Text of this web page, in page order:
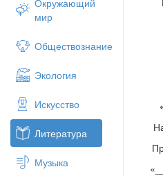
Окружающий
мир
Обществознание
Экология
Искусство
Литература
Музыка